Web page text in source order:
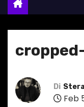
Di Stera
Feb